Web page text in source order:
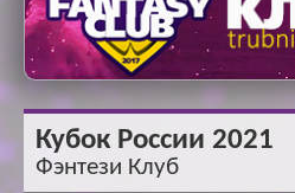
Кубок России 2021
Фэнтези Клуб